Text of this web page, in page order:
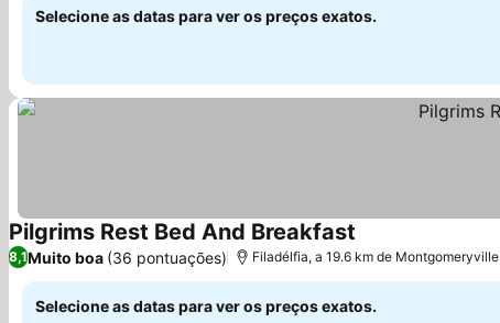
Selecione as datas para ver os preços exatos.
Pilgrims Rest Bed And Breakfast
8,1Muito boa (36 pontuações) Filadélfia, a 19.6 km de Montgomeryville
Selecione as datas para ver os preços exatos.